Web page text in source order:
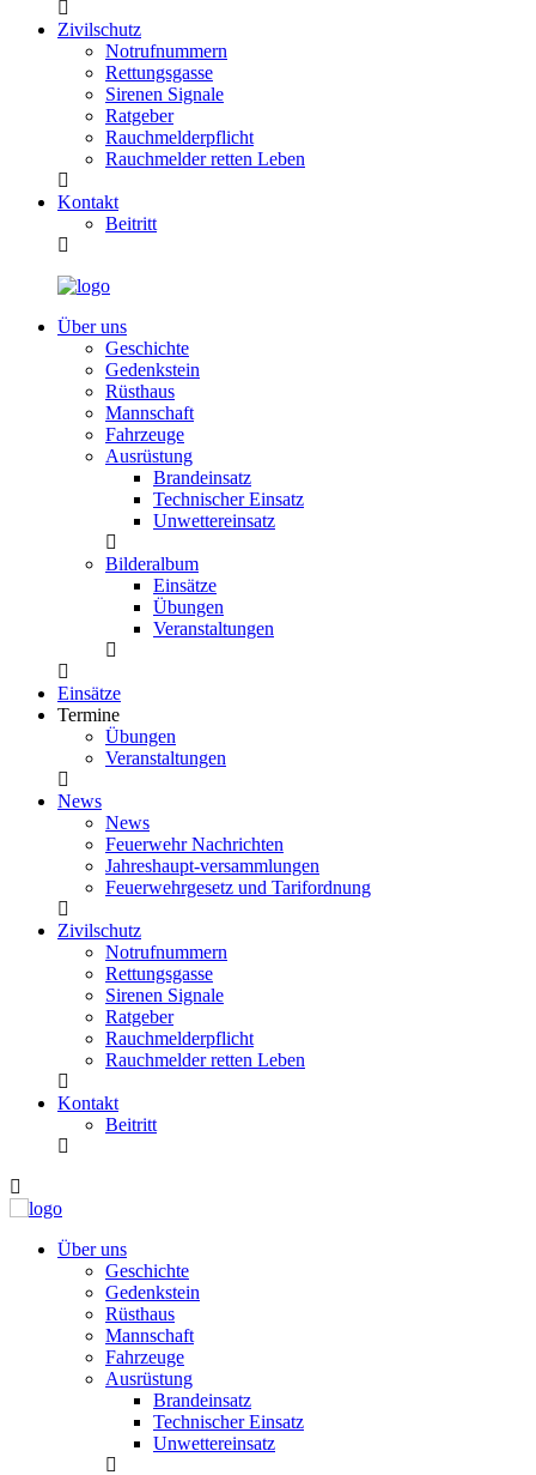
Zivilschutz
Notrufnummern
Rettungsgasse
Sirenen Signale
Ratgeber
Rauchmelderpflicht
Rauchmelder retten Leben
Kontakt
Beitritt
Über uns
Geschichte
Gedenkstein
Rüsthaus
Mannschaft
Fahrzeuge
Ausrüstung
Brandeinsatz
Technischer Einsatz
Unwettereinsatz
Bilderalbum
Einsätze
Übungen
Veranstaltungen
Einsätze
Termine
Übungen
Veranstaltungen
News
News
Feuerwehr Nachrichten
Jahreshaupt-versammlungen
Feuerwehrgesetz und Tarifordnung
Zivilschutz
Notrufnummern
Rettungsgasse
Sirenen Signale
Ratgeber
Rauchmelderpflicht
Rauchmelder retten Leben
Kontakt
Beitritt
Über uns
Geschichte
Gedenkstein
Rüsthaus
Mannschaft
Fahrzeuge
Ausrüstung
Brandeinsatz
Technischer Einsatz
Unwettereinsatz